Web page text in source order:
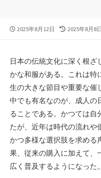
公
2025年8月12日
最
新
日
2025年8月8日
日本の伝統文化に深く根
かな和服がある。
これは特
生の大きな節目や重要な催
中でも有名なのが、成人の
ることである。かつては自
たが、近年は時代の流れや
かつ多様な選択肢を求める
果、従来の購入に加えて、
広く普及するようになった。